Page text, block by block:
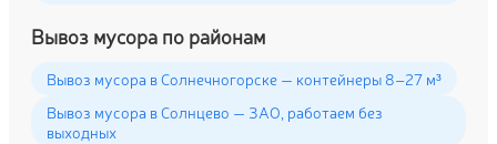
Вывоз мусора по районам
Вывоз мусора в Солнечногорске — контейнеры 8–27 м³
Вывоз мусора в Солнцево — ЗАО, работаем без
выходных